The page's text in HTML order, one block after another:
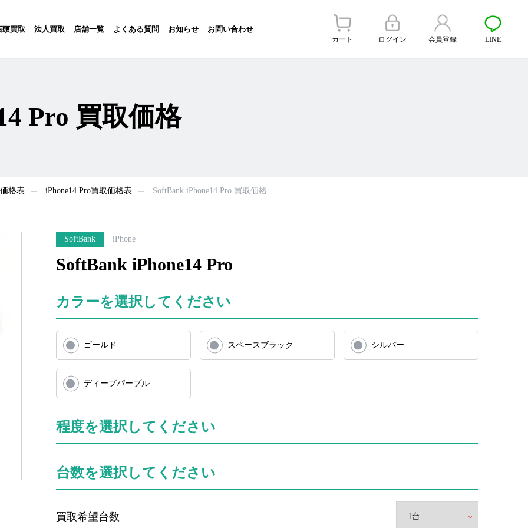
頭買取 法人買取 店舗一覧 よくある質問 お知らせ お問い合わせ
カート ログイン 会員登録 LINE
Pro 買取価格
格表 iPhone14 Pro買取価格表 SoftBank iPhone14 Pro 買取価格
SoftBank iPhone
SoftBank iPhone14 Pro
カラーを選択してください
ゴールド スペースブラック シルバー
ディープパープル
程度を選択してください
台数を選択してください
買取希望台数